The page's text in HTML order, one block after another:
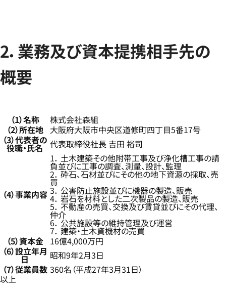
2．業務及び資本提携相手先の
概要
（1）名称
株式会社森組
（2）所在地
大阪府大阪市中央区道修町四丁目5番17号
（3）代表者の
役職・氏名 代表取締役社長 吉田 裕司
（4）事業内容
1． 土木建築その他附帯工事及び浄化槽工事の請
負並びに工事の調査、測量、設計、監理
2． 砕石、石材並びにその他の地下資源の採取、売
買
3． 公害防止施設並びに機器の製造、販売
4． 岩石を材料とした二次製品の製造、販売
5． 不動産の売買、交換及び賃貸並びにその代理、
仲介
6． 公共施設等の維持管理及び運営
7． 建築・土木資機材の売買
（5）資本金
16億4,000万円
（6）設立年月
日
昭和9年2月3日
（7）従業員数 360名（平成27年3月31日）
以上